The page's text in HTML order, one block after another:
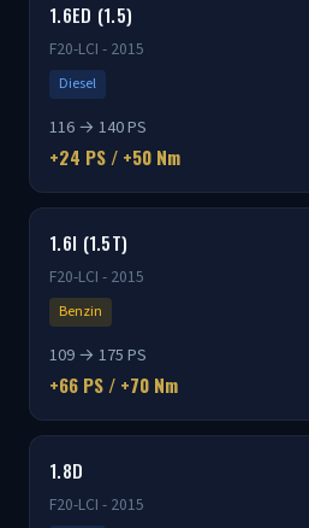
1.6ED (1.5)
F20-LCI - 2015
Diesel
116 → 140 PS
+24 PS / +50 Nm
1.6I (1.5T)
F20-LCI - 2015
Benzin
109 → 175 PS
+66 PS / +70 Nm
1.8D
F20-LCI - 2015